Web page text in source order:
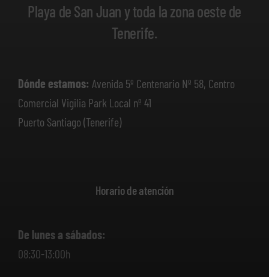
Playa de San Juan y toda la zona oeste de
Tenerife.
Dónde estamos: Avenida 5º Centenario Nº 58, Centro
Comercial Vigilia Park Local nº 41
Puerto Santiago (Tenerife)
Horario de atención
De lunes a sábados:
08:30-13:00h